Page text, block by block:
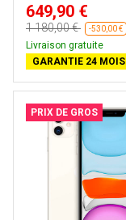
649,90 €
1 180,00 € -530,00 €
Livraison gratuite
GARANTIE 24 MOIS
PRIX DE GROS